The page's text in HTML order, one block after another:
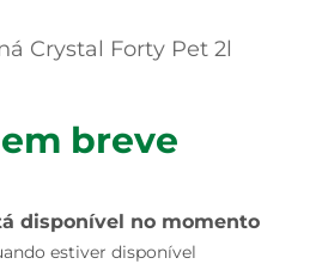
Crystal Forty Pet 2l
breve
disponível no momento
estiver disponível